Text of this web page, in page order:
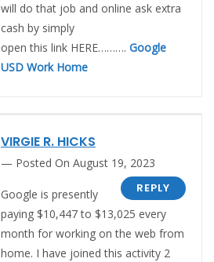
will do that job and online ask extra
cash by simply
open this link HERE………. Google
USD Work Home
VIRGIE R. HICKS
Posted On August 19, 2023
REPLY
Google is presently
paying $10,447 to $13,025 every
month for working on the web from
home. I have joined this activity 2